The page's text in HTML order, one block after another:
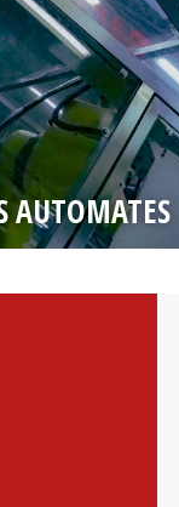
AUTOMATES